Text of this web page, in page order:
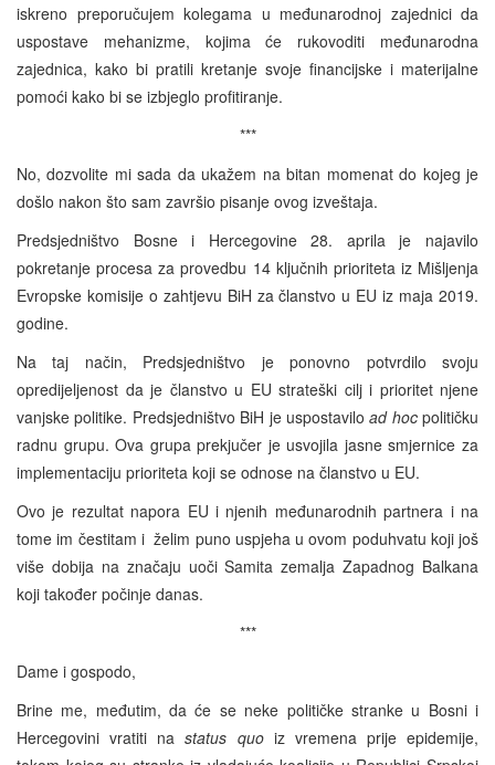
iskreno preporučujem kolegama u međunarodnoj zajednici da
uspostave mehanizme, kojima će rukovoditi međunarodna
zajednica, kako bi pratili kretanje svoje financijske i materijalne
pomoći kako bi se izbjeglo profitiranje.
***
No, dozvolite mi sada da ukažem na bitan momenat do kojeg je
došlo nakon što sam završio pisanje ovog izveštaja.
Predsjedništvo Bosne i Hercegovine 28. aprila je najavilo
pokretanje procesa za provedbu 14 ključnih prioriteta iz Mišljenja
Evropske komisije o zahtjevu BiH za članstvo u EU iz maja 2019.
godine.
Na taj način, Predsjedništvo je ponovno potvrdilo svoju
opredijeljenost da je članstvo u EU strateški cilj i prioritet njene
vanjske politike. Predsjedništvo BiH je uspostaviload hocpolitičku
radnu grupu. Ova grupa prekjučer je usvojila jasne smjernice za
implementaciju prioriteta koji se odnose na članstvo u EU.
Ovo je rezultat napora EU i njenih međunarodnih partnera i na
tome im čestitam i želim puno uspjeha u ovom poduhvatu koji još
više dobija na značaju uoči Samita zemalja Zapadnog Balkana
koji također počinje danas.
***
Dame i gospodo,
Brine me, međutim, da će se neke političke stranke u Bosni i
Hercegovini vratiti nastatus quoiz vremena prije epidemije,